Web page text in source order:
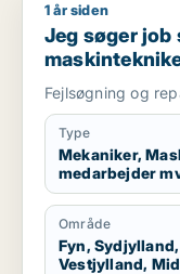
Jeg søger job
1 år siden
Jeg søger job
smed /
Fejlsøgning og
Type
Mekaniker,
medarbejder
Område
Fyn,
Vestjylland,